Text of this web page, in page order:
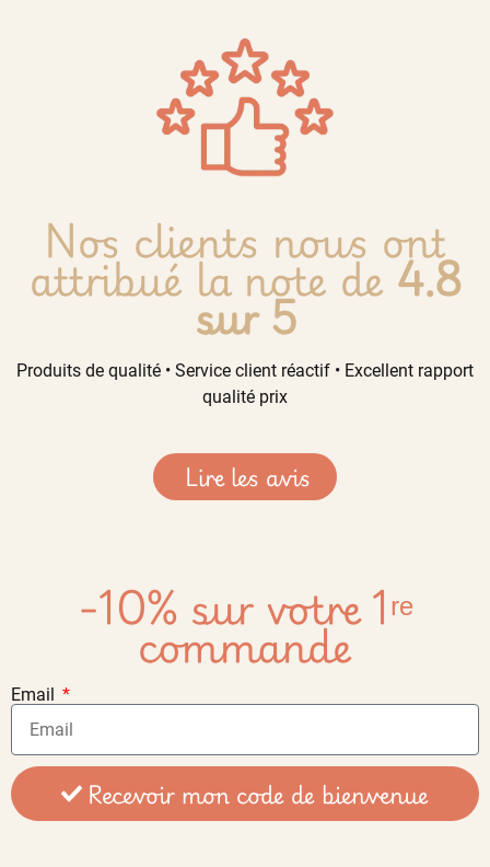
Nos clients nous ont
attribué la note de4.8
sur 5
Produits de qualité • Service client réactif • Excellent rapport
qualité prix
Lire les avis
-10% sur votre 1ʳᵉ
commande
Email
Recevoir mon code de bienvenue